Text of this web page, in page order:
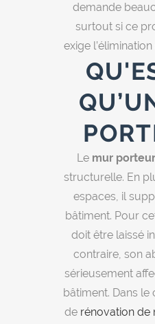
demande
surtout si ce
exige
Le mur porteur
structurelle. En
espaces, il
bâtiment. Pour
doit être laissé
contraire, son
sérieusement
bâtiment. Dans
de rénovation de